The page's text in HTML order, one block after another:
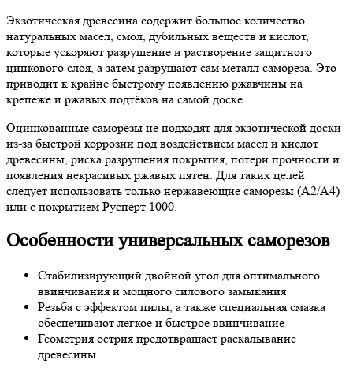
Экзотическая древесина содержит большое количество
натуральных масел, смол, дубильных веществ и кислот,
которые ускоряют разрушение и растворение защитного
цинкового слоя, а затем разрушают сам металл самореза. Это
приводит к крайне быстрому появлению ржавчины на
крепеже и ржавых подтёков на самой доске.
Оцинкованные саморезы не подходят для экзотической доски
из-за быстрой коррозии под воздействием масел и кислот
древесины, риска разрушения покрытия, потери прочности и
появления некрасивых ржавых пятен. Для таких целей
следует использовать только нержавеющие саморезы (A2/A4)
или с покрытием Русперт 1000.
Особенности универсальных саморезов
Стабилизирующий двойной угол для оптимального
ввинчивания и мощного силового замыкания
Резьба с эффектом пилы, а также специальная смазка
обеспечивают легкое и быстрое ввинчивание
Геометрия острия предотвращает раскалывание
древесины